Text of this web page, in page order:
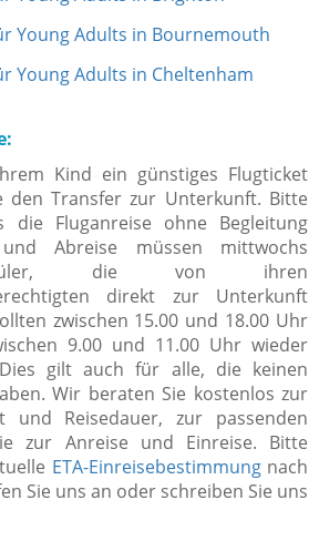
Young Adults in Bournemouth
Young Adults in Cheltenham
Kind ein günstiges Flugticket
den Transfer zur Unterkunft. Bitte
die Fluganreise ohne Begleitung
Abreise müssen mittwochs
die von ihren
direkt zur Unterkunft
zwischen 15.00 und 18.00 Uhr
9.00 und 11.00 Uhr wieder
gilt auch für alle, die keinen
Wir beraten Sie kostenlos zur
und Reisedauer, zur passenden
zur Anreise und Einreise. Bitte
ETA-Einreisebestimmungnach
Sie uns an oder schreiben Sie uns